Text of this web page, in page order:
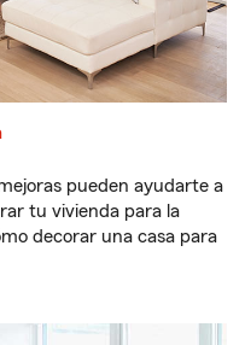
pueden ayudarte a
tu vivienda para la
decorar una casa para